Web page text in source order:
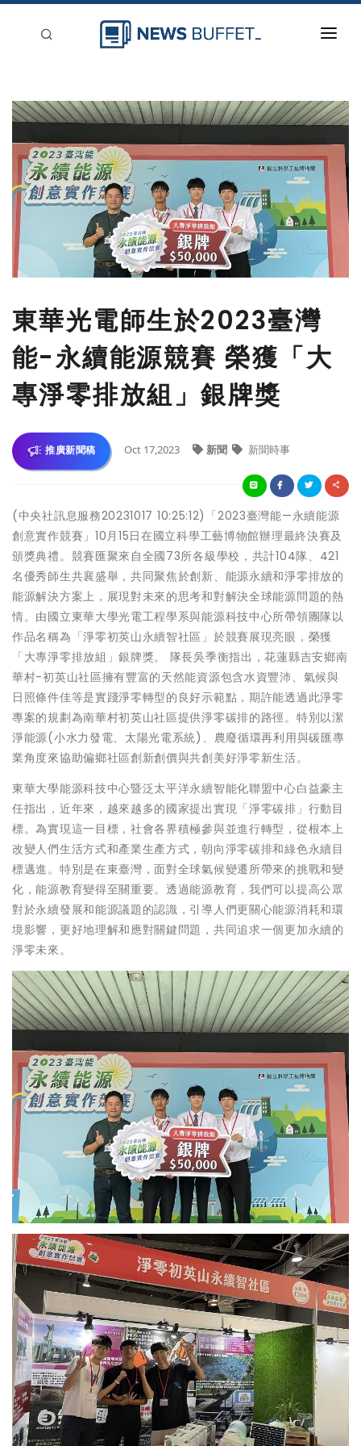
新聞稿分類
登入
刊登
東華光電師生於2023臺灣
能-永續能源競賽 榮獲「大
專淨零排放組」銀牌獎
推廣新聞稿 Oct 17,2023 新聞 新聞時事
(中央社訊息服務20231017 10:25:12)「2023臺灣能—永續能源
創意實作競賽」10月15日在國立科學工藝博物館辦理最終決賽及
頒獎典禮。競賽匯聚來自全國73所各級學校，共計104隊、421
名優秀師生共襄盛舉，共同聚焦於創新、能源永續和淨零排放的
能源解決方案上，展現對未來的思考和對解決全球能源問題的熱
情。由國立東華大學光電工程學系與能源科技中心所帶領團隊以
作品名稱為「淨零初英山永續智社區」於競賽展現亮眼，榮獲
「大專淨零排放組」銀牌獎。 隊長吳季衡指出，花蓮縣吉安鄉南
華村-初英山社區擁有豐富的天然能資源包含水資豐沛、氣候與
日照條件佳等是實踐淨零轉型的良好示範點，期許能透過此淨零
專案的規劃為南華村初英山社區提供淨零碳排的路徑。特別以潔
淨能源(小水力發電、太陽光電系統)、農廢循環再利用與碳匯專
業角度來協助偏鄉社區創新創價與共創美好淨零新生活。
東華大學能源科技中心暨泛太平洋永續智能化聯盟中心白益豪主
任指出，近年來，越來越多的國家提出實現「淨零碳排」行動目
標。為實現這一目標，社會各界積極參與並進行轉型，從根本上
改變人們生活方式和產業生產方式，朝向淨零碳排和綠色永續目
標邁進。特別是在東臺灣，面對全球氣候變遷所帶來的挑戰和變
化，能源教育變得至關重要。透過能源教育，我們可以提高公眾
對於永續發展和能源議題的認識，引導人們更關心能源消耗和環
境影響，更好地理解和應對關鍵問題，共同追求一個更加永續的
淨零未來。